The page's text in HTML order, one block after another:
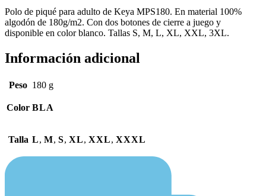
Polo de piqué para adulto de Keya MPS180. En material 100%
algodón de 180g/m2. Con dos botones de cierre a juego y
disponible en color blanco. Tallas S, M, L, XL, XXL, 3XL.
Información adicional
Peso 180 g
Color BLA
Talla L, M, S, XL, XXL, XXXL